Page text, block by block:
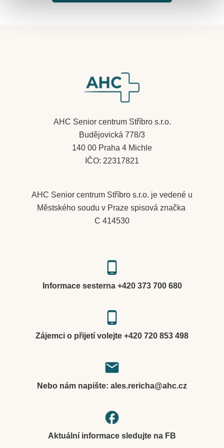
​AHC Senior centrum Stříbro s.r.o.
Budějovická 778/3
140 00 Praha 4 Michle
IČO: 22317821
AHC Senior centrum Stříbro s.r.o. je vedené u
Městského soudu v Praze spisová značka
C 414530
phone_android
Informace sesterna +420 373 700 680
phone_android
Zájemci o přijetí volejte +420 720 853 498
local_post_office
Nebo nám napište: ales.rericha@ahc.cz
facebook
Aktuální informace sledujte na FB